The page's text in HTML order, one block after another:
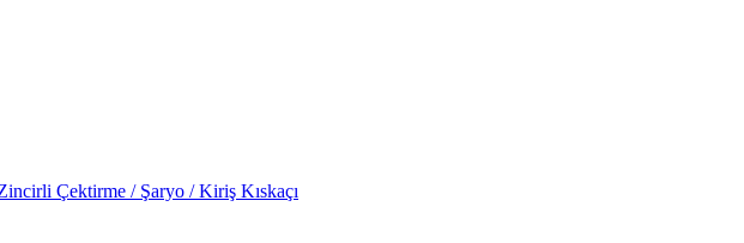
Çektirme / Şaryo / Kiriş Kıskaçı